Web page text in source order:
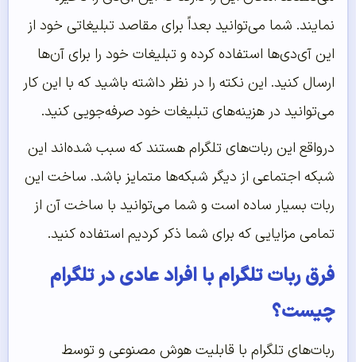
نمایند. شما می‌توانید بعداً برای مقاصد تبلیغاتی خود از
این آی‌‌‌‌‌دی‌ها استفاده کرده و تبلیغات خود را برای آن‌ها
ارسال کنید. این نکته را در نظر داشته باشید که با این کار
می‌توانید در هزینه‌های تبلیغات خود صرفه‌جویی کنید.
درواقع این ربات‌های تلگرام هستند که سبب شده‌اند این
شبکه اجتماعی از دیگر شبکه‌ها متمایز باشد. ساخت این
ربات بسیار ساده است و شما می‌توانید با ساخت آن از
تمامی مزایایی که برای شما ذکر کردیم استفاده کنید.
فرق ربات تلگرام با افراد عادی در تلگرام
چیست؟
ربات‌های تلگرام با قابلیت هوش مصنوعی و توسط